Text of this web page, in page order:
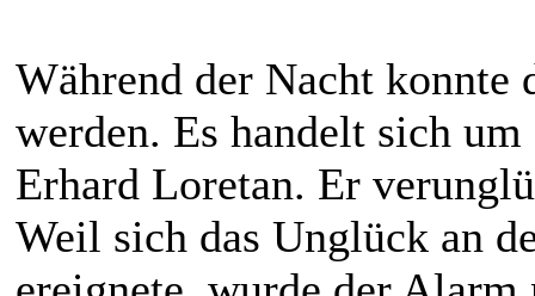
Während der Nacht
werden. Es handelt sich
Erhard Loretan. Er
Weil sich das Unglück an